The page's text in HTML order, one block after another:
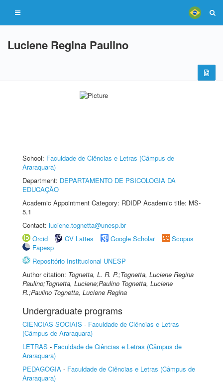
Luciene Regina Paulino
School: Faculdade de Ciências e Letras (Câmpus de
Araraquara)
Department: DEPARTAMENTO DE PSICOLOGIA DA
EDUCAÇÃO
Academic Appointment Category: RDIDP Academic title: MS-
5.1
Contact: luciene.tognetta@unesp.br
Orcid
CV Lattes Google Scholar
Scopus
Fapesp
Repositório Institucional UNESP
Author citation: Tognetta, L. R. P.;Tognetta, Luciene Regina
Paulino;Tognetta, Luciene;Paulino Tognetta, Luciene
R.;Paulino Tognetta, Luciene Regina
Undergraduate programs
CIÊNCIAS SOCIAIS - Faculdade de Ciências e Letras
(Câmpus de Araraquara)
LETRAS - Faculdade de Ciências e Letras (Câmpus de
Araraquara)
PEDAGOGIA - Faculdade de Ciências e Letras (Câmpus de
Araraquara)